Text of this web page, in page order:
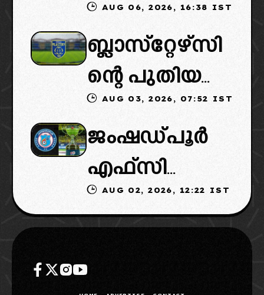
ഉടമകളെത്താ
ൻ വൈകും,
കോടതിയുടെ
നീക്കവും
നിർണായകം
ഐഎസ്എല്ലി
ൽ പുതിയ
ടീമിനെ
ഉൾപ്പെടുത്താ
ൻ
എഐഎഫ്എ
ഫ്: വരുന്നത്
ഗോവൻ
ലെജൻഡറി
AUG 06, 2026, 16:38 IST
ബ്ലാസ്‌റ്റേഴ്‌സി
ന്റെ പുതിയ
ഉടമകളിൽ
മലബാറിൽ
നിന്നുള്ള
ബിസിനസ്
ഗ്രൂപ്പും:
ക്ലബ്ബിന്റെ
AUG 03, 2026, 07:52 IST
ജംഷഡ്പൂർ
എഫ്സി
മടങ്ങിവരും!:
തിരിച്ചെത്തി
ക്കാൻ
AUG 02, 2026, 12:22 IST